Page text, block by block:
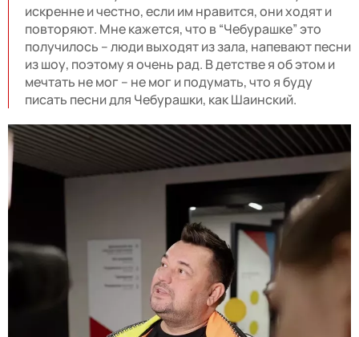
искренне и честно, если им нравится, они ходят и
повторяют. Мне кажется, что в “Чебурашке” это
получилось – люди выходят из зала, напевают песни
из шоу, поэтому я очень рад. В детстве я об этом и
мечтать не мог – не мог и подумать, что я буду
писать песни для Чебурашки, как Шаинский.